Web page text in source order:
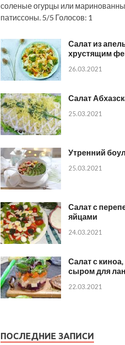
соленые огурцы или
патиссоны. 5/5 Голосов: 1
Салат из
хрустящим
26.03.2021
Салат
25.03.2021
Утренний
25.03.2021
Салат с
яйцами
24.03.2021
Салат с
сыром для
22.03.2021
ПОСЛЕДНИЕ ЗАПИСИ